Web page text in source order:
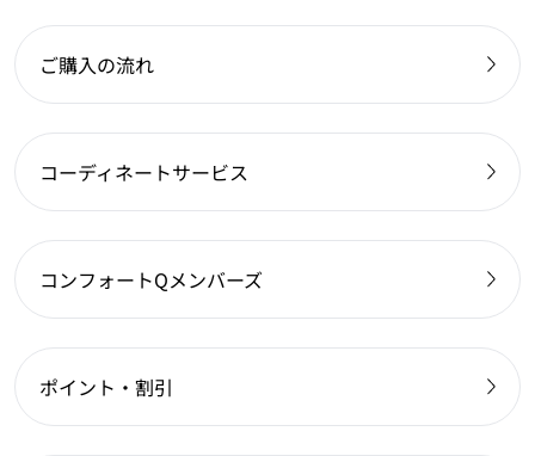
ご購入の流れ
コーディネートサービス
コンフォートQメンバーズ
ポイント・割引